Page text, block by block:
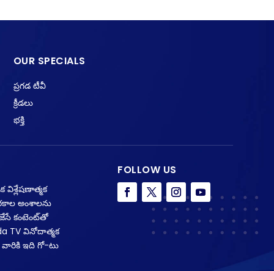
OUR SPECIALS
ప్రగడ టీవీ
క్రీడలు
భక్తి
అంశాలను
కంటెంట్‌తో
TV వినోదాత్మక
ఇది గో-టు
FOLLOW US